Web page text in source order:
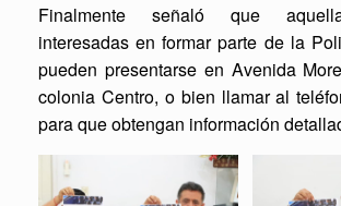
Finalmente señaló que
interesadas en formar parte de la
pueden presentarse en Avenida
colonia Centro, o bien llamar al
para que obtengan información